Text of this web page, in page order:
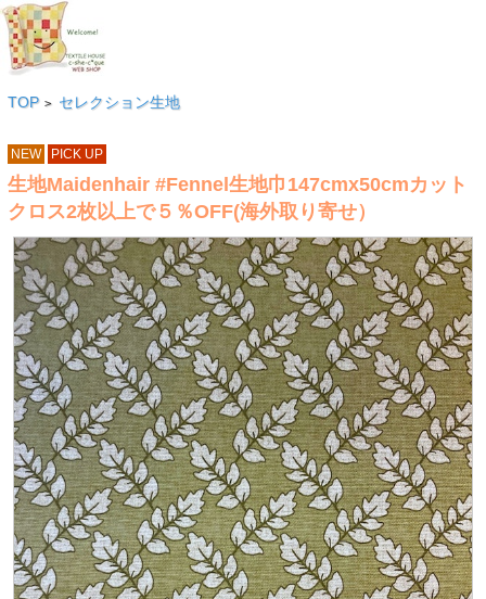
TOP > セレクション生地
NEW PICK UP
生地Maidenhair #Fennel生地巾147cmx50cmカット
クロス2枚以上で５％OFF(海外取り寄せ）